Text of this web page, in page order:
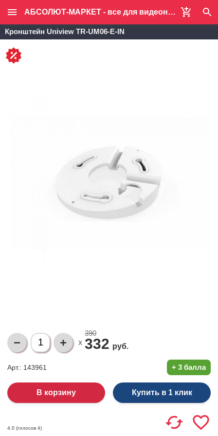
АБСОЛЮТ-МАРКЕТ - все для видеонаблюдения и систем безопасности
Кронштейн Uniview TR-UM06-E-IN
X
390
332 руб.
Арт.: 143961 + 3 балла
Купить в 1 клик
4.0 (голосов 4)